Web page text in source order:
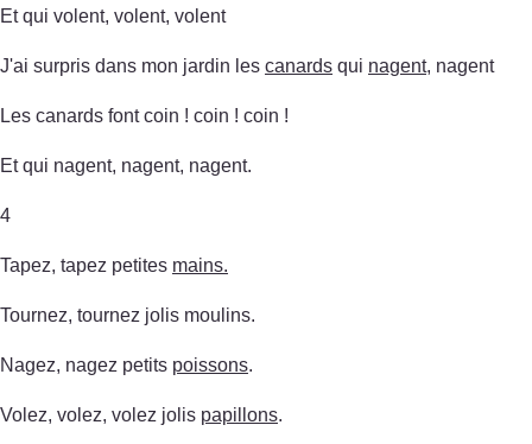
Et qui volent, volent, volent
J'ai surpris dans mon jardin les canards qui nagent, nagent
Les canards font coin ! coin ! coin !
Et qui nagent, nagent, nagent.
4
Tapez, tapez petites mains.
Tournez, tournez jolis moulins.
Nagez, nagez petits poissons.
Volez, volez, volez jolis papillons.